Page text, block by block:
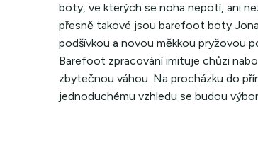
boty, ve kterých se noha nepotí, ani
přesně takové jsou barefoot boty
podšívkou a novou měkkou pryžovou
Barefoot zpracování imituje chůzi
zbytečnou váhou. Na procházku do
jednoduchému vzhledu se budou